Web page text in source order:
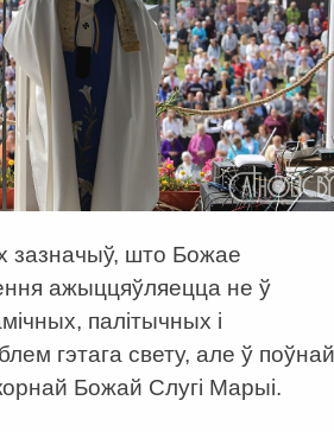
зазначыў, што Божае
ажыццяўляецца не ў
палітычных і
гэтага свету, але ў поўнай
Божай Слугі Марыі.